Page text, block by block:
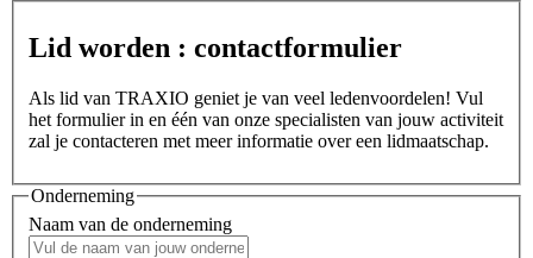
Lid worden : contactformulier
Als lid van TRAXIO geniet je van veel ledenvoordelen! Vul
het formulier in en één van onze specialisten van jouw activiteit
zal je contacteren met meer informatie over een lidmaatschap.
Onderneming
Naam van de onderneming